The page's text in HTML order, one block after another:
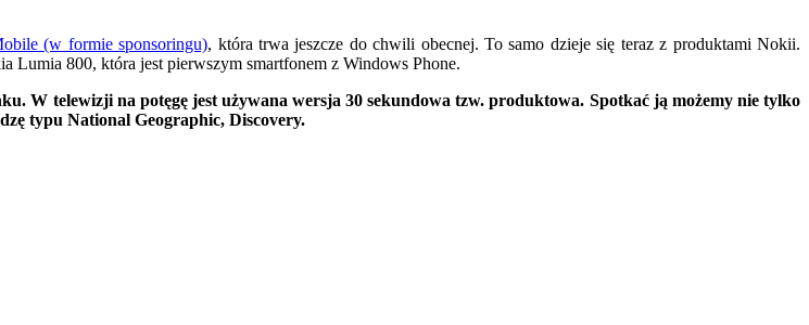
(w formie sponsoringu), która trwa jeszcze do chwili obecnej. To samo dzieje się teraz z produktami Nokii.
Lumia 800, która jest pierwszym smartfonem z Windows Phone.
W telewizji na potęgę jest używana wersja 30 sekundowa tzw. produktowa. Spotkać ją możemy nie tylko
typu National Geographic, Discovery.